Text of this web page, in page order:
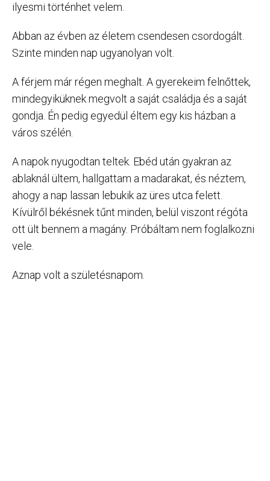
ilyesmi történhet velem.
Abban az évben az életem csendesen csordogált.
Szinte minden nap ugyanolyan volt.
A férjem már régen meghalt. A gyerekeim felnőttek,
mindegyiküknek megvolt a saját családja és a saját
gondja. Én pedig egyedül éltem egy kis házban a
város szélén.
A napok nyugodtan teltek. Ebéd után gyakran az
ablaknál ültem, hallgattam a madarakat, és néztem,
ahogy a nap lassan lebukik az üres utca felett.
Kívülről békésnek tűnt minden, belül viszont régóta
ott ült bennem a magány. Próbáltam nem foglalkozni
vele.
Aznap volt a születésnapom.